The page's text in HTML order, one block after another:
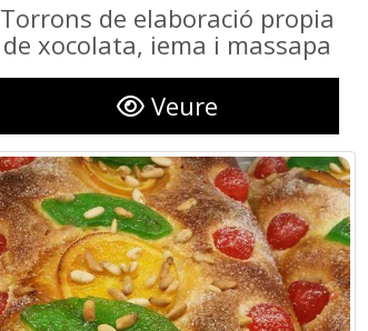
Torrons de elaboració propia
de xocolata, iema i massapa
Torrons de elaboració propia
de xocolata, iema i massapa
Veure